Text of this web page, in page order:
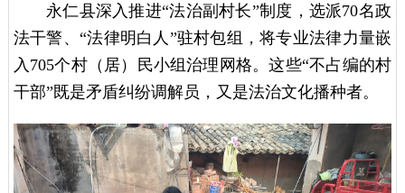
永仁县深入推进“法治副村长”制度，选派70名政
法干警、“法律明白人”驻村包组，将专业法律力量嵌
入705个村（居）民小组治理网格。这些“不占编的村
干部”既是矛盾纠纷调解员，又是法治文化播种者。